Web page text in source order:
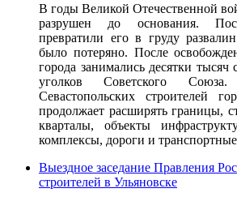
В годы Великой Отечественной
разрушен до основания.
превратили его в груду
было потеряно. После
города занимались десятки тысяч
уголков Советского
Севастопольских строителей
продолжает расширять границы,
кварталы, объекты
комплексы, дороги и транспортные
Выездное заседание Правления
строителей в Ульяновске